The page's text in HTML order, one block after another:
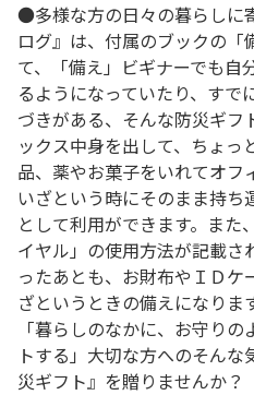
●多様な方の日々の暮らしに
ログ』は、付属のブックの「
て、「備え」ビギナーでも自
るようになっていたり、すで
づきがある、そんな防災ギフ
ックス中身を出して、ちょっ
品、薬やお菓子をいれてオフ
いざという時にそのまま持ち
として利用ができます。ま
イヤル」の使用方法が記載さ
ったあとも、お財布やＩＤケ
ざというときの備えになりま
「暮らしのなかに、お守り
トする」大切な方へのそん
災ギフト』を贈りませんか？